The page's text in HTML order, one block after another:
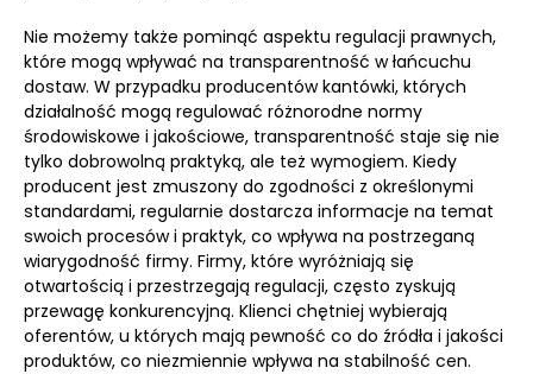
Nie możemy także pominąć aspektu regulacji prawnych,
które mogą wpływać na transparentność w łańcuchu
dostaw. W przypadku producentów kantówki, których
działalność mogą regulować różnorodne normy
środowiskowe i jakościowe, transparentność staje się nie
tylko dobrowolną praktyką, ale też wymogiem. Kiedy
producent jest zmuszony do zgodności z określonymi
standardami, regularnie dostarcza informacje na temat
swoich procesów i praktyk, co wpływa na postrzeganą
wiarygodność firmy. Firmy, które wyróżniają się
otwartością i przestrzegają regulacji, często zyskują
przewagę konkurencyjną. Klienci chętniej wybierają
oferentów, u których mają pewność co do źródła i jakości
produktów, co niezmiennie wpływa na stabilność cen.